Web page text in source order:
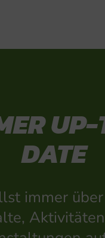
DATE
immer